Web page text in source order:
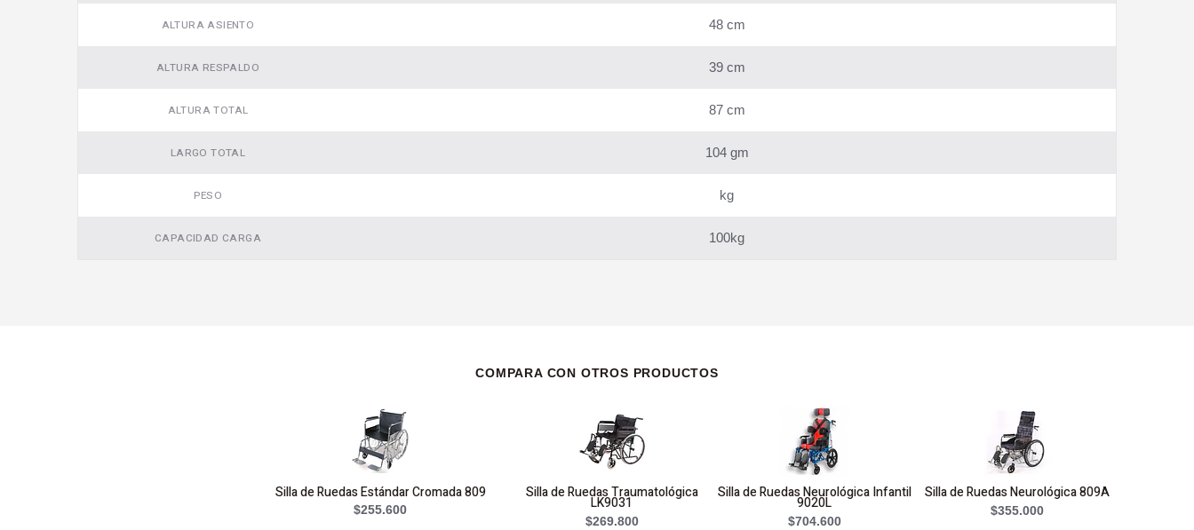
ALTURA ASIENTO 48 cm
ALTURA RESPALDO 39 cm
ALTURA TOTAL 87 cm
LARGO TOTAL 104 gm
PESO kg
CAPACIDAD CARGA 100kg
COMPARA CON OTROS PRODUCTOS
Silla de Ruedas Estándar Cromada 809
$255.600
Silla de Ruedas Traumatológica
LK9031
$269.800
Silla de Ruedas Neurológica Infantil
9020L
$704.600
Silla de Ruedas Neurológica 809A
$355.000